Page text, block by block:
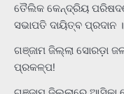
ତୈଲିକ କେନ୍ଦ୍ରିୟ
ସଭାପତି ଦାୟିତ୍ବ ପ୍ରଦାନ ।
ଗଞ୍ଜାମ ଜିଲ୍ଲା ସୋରଡ଼ା
ପ୍ରକଳ୍ପ!